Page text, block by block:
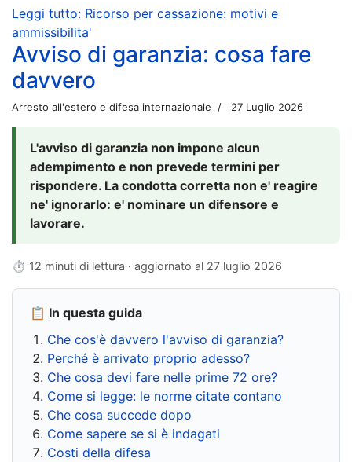
Leggi tutto: Ricorso per cassazione: motivi e
ammissibilita'
Avviso di garanzia: cosa fare
davvero
Arresto all'estero e difesa internazionale 27 Luglio 2026
L'avviso di garanzia non impone alcun
adempimento e non prevede termini per
rispondere. La condotta corretta non e' reagire
ne' ignorarlo: e' nominare un difensore e
lavorare.
⏱ 12 minuti di lettura · aggiornato al 27 luglio 2026
📋 In questa guida
Che cos'è davvero l'avviso di garanzia?
Perché è arrivato proprio adesso?
Che cosa devi fare nelle prime 72 ore?
Come si legge: le norme citate contano
Che cosa succede dopo
Come sapere se si è indagati
Costi della difesa